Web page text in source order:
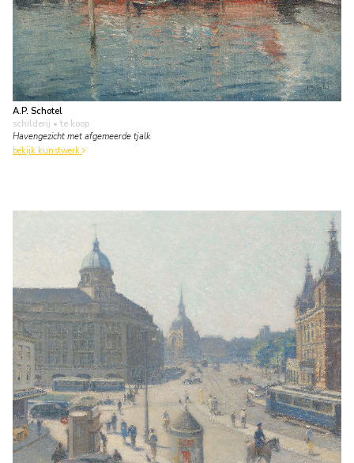
A.P. Schotel
schilderij • te koop
Havengezicht met afgemeerde tjalk
bekijk kunstwerk